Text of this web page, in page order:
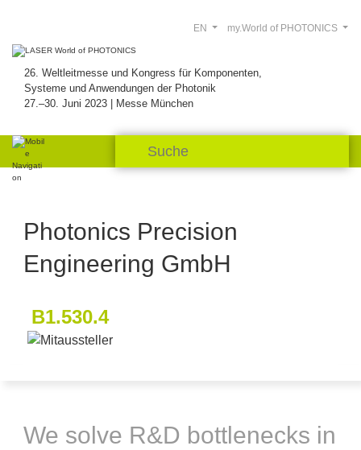
26. Weltleitmesse und Kongress für Komponenten,
Systeme und Anwendungen der Photonik
27.–30. Juni 2023 | Messe München
my.World of PHOTONICS
EN
Photonics Precision
Engineering GmbH
B1.530.4
We solve R&D bottlenecks in